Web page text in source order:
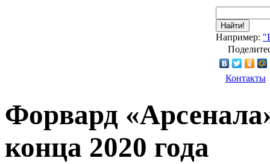
Найти!
Например:
Контакты
Форвард
конца 2020 года